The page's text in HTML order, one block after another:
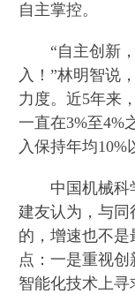
自主掌控。
“自主创新，
入！”林明智说
力度。近5年来
一直在3%至4%
入保持年均10%
中国机械科学
建友认为，与同
的，增速也不
点：一是重视创
智能化技术上